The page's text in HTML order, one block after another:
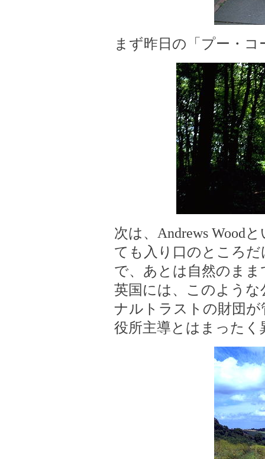
まず昨日の「プー・
次は、Andrews Wood
ても入り口のところ
で、あとは自然のまま
英国には、このよう
ナルトラストの財団
役所主導とはまった